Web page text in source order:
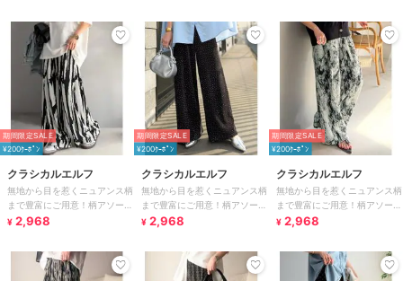
期間限定SALE
¥200ｸｰﾎﾟﾝ
クラシカルエルフ
無地から目を惹くニュアンス柄
まで豊富にご用意！柄アソート
細プリーツパンツ
¥ 2,968
期間限定SALE
¥200ｸｰﾎﾟﾝ
クラシカルエルフ
無地から目を惹くニュアンス柄
まで豊富にご用意！柄アソート
細プリーツパンツ
¥ 2,968
期間限定SALE
¥200ｸｰﾎﾟﾝ
クラシカルエルフ
無地から目を惹くニュアンス柄
まで豊富にご用意！柄アソート
細プリーツパンツ
¥ 2,968